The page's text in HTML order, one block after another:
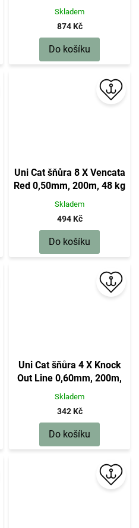
Skladem
874 Kč
Do košíku
Uni Cat šňůra 8 X Vencata
Red 0,50mm, 200m, 48 kg
Skladem
494 Kč
Do košíku
Uni Cat šňůra 4 X Knock
Out Line 0,60mm, 200m,
56 kg
Skladem
342 Kč
Do košíku